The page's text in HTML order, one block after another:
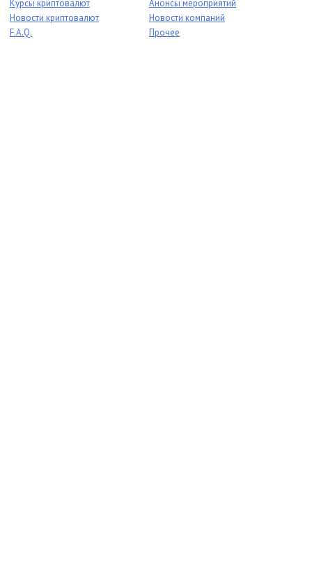
Курсы криптовалют
Новости криптовалют
F.A.Q.
Анонсы мероприятий
Новости компаний
Прочее